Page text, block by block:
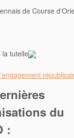
de Course
la tutelle
du
: